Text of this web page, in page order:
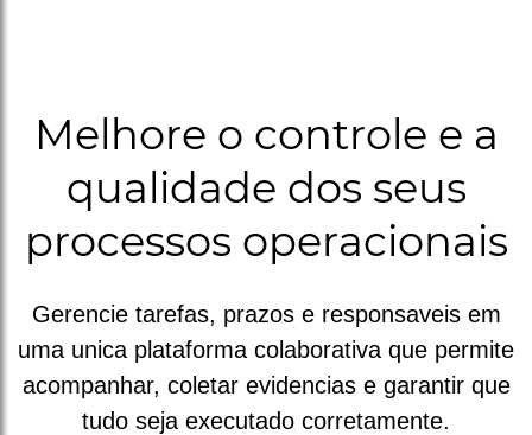
Melhore o controle e a
qualidade dos seus
processos operacionais
Gerencie tarefas, prazos e responsaveis em
uma unica plataforma colaborativa que permite
acompanhar, coletar evidencias e garantir que
tudo seja executado corretamente.